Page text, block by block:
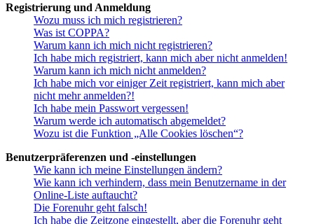
Registrierung und Anmeldung
Wozu muss ich mich registrieren?
Was ist COPPA?
Warum kann ich mich nicht registrieren?
Ich habe mich registriert, kann mich aber nicht anmelden!
Warum kann ich mich nicht anmelden?
Ich habe mich vor einiger Zeit registriert, kann mich aber
nicht mehr anmelden?!
Ich habe mein Passwort vergessen!
Warum werde ich automatisch abgemeldet?
Wozu ist die Funktion „Alle Cookies löschen“?
Benutzerpräferenzen und -einstellungen
Wie kann ich meine Einstellungen ändern?
Wie kann ich verhindern, dass mein Benutzername in der
Online-Liste auftaucht?
Die Forenuhr geht falsch!
Ich habe die Zeitzone eingestellt, aber die Forenuhr geht